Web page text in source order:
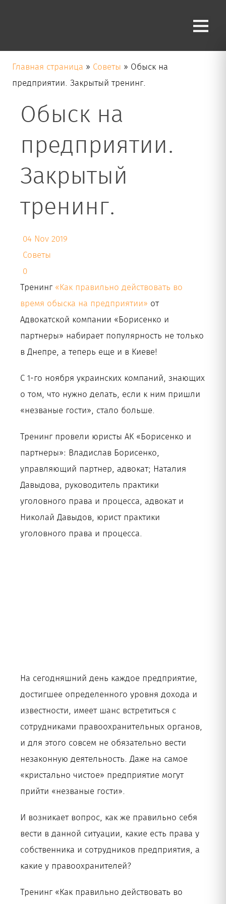
Рус
Главная страница » Советы » Обыск на
предприятии. Закрытый тренинг.
Обыск на
предприятии.
Закрытый
тренинг.
04 Nov 2019
Советы
0
Тренинг «Как правильно действовать во
время обыска на предприятии» от
Адвокатской компании «Борисенко и
партнеры» набирает популярность не только
в Днепре, а теперь еще и в Киеве!
С 1-го ноября украинских компаний, знающих
о том, что нужно делать, если к ним пришли
«незваные гости», стало больше.
Тренинг провели юристы АК «Борисенко и
партнеры»: Владислав Борисенко,
управляющий партнер, адвокат; Наталия
Давыдова, руководитель практики
уголовного права и процесса, адвокат и
Николай Давыдов, юрист практики
уголовного права и процесса.
На сегодняшний день каждое предприятие,
достигшее определенного уровня дохода и
известности, имеет шанс встретиться с
сотрудниками правоохранительных органов,
и для этого совсем не обязательно вести
незаконную деятельность. Даже на самое
«кристально чистое» предприятие могут
прийти «незваные гости».
И возникает вопрос, как же правильно себя
вести в данной ситуации, какие есть права у
собственника и сотрудников предприятия, а
какие у правоохранителей?
Тренинг «Как правильно действовать во